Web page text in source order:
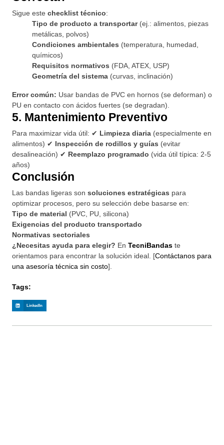
Sigue este checklist técnico:
Tipo de producto a transportar(ej.: alimentos, piezas
metálicas, polvos)
Condiciones ambientales (temperatura, humedad,
químicos)
Requisitos normativos (FDA, ATEX, USP)
Geometría del sistema (curvas, inclinación)
Error común: Usar bandas de PVC en hornos (se deforman) o
PU en contacto con ácidos fuertes (se degradan).
5. Mantenimiento Preventivo
Para maximizar vida útil: ✔ Limpieza diaria (especialmente en
alimentos) ✔ Inspección de rodillos y guías (evitar
desalineación) ✔ Reemplazo programado (vida útil típica: 2-5
años)
Conclusión
Las bandas ligeras son soluciones estratégicas para
optimizar procesos, pero su selección debe basarse en:
Tipo de material (PVC, PU, silicona)
Exigencias del producto transportado
Normativas sectoriales
¿Necesitas ayuda para elegir? En TecniBandas te
orientamos para encontrar la solución ideal. [Contáctanos para
una asesoría técnica sin costo].
Tags:
LinkedIn